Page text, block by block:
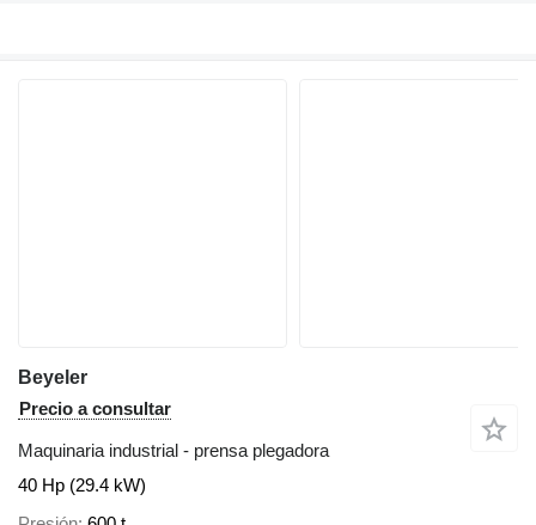
Beyeler
Precio a consultar
Maquinaria industrial - prensa plegadora
40 Hp (29.4 kW)